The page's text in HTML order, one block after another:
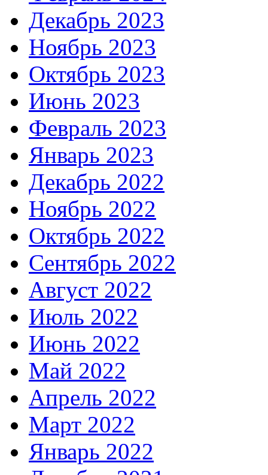
Декабрь 2023
Ноябрь 2023
Октябрь 2023
Июнь 2023
Февраль 2023
Январь 2023
Декабрь 2022
Ноябрь 2022
Октябрь 2022
Сентябрь 2022
Август 2022
Июль 2022
Июнь 2022
Май 2022
Апрель 2022
Март 2022
Январь 2022